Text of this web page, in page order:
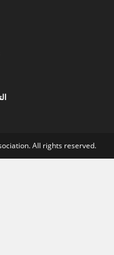
All rights reserved.